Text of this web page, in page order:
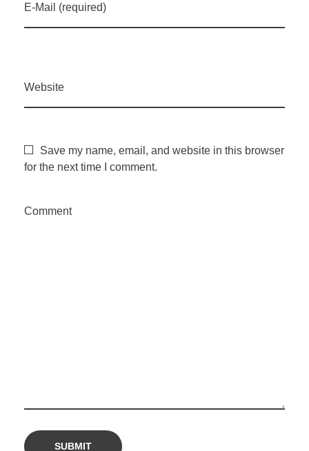
E-Mail (required)
Website
Save my name, email, and website in this browser
for the next time I comment.
Comment